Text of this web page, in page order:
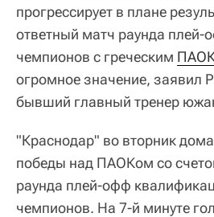
прогрессирует в плане
ответный матч раунда плей-
чемпионов с греческим
огромное значение, заявил
бывший главный тренер
"Краснодар" во вторник
победы над ПАОКом со
раунда плей-офф
чемпионов. На 7-й минуте